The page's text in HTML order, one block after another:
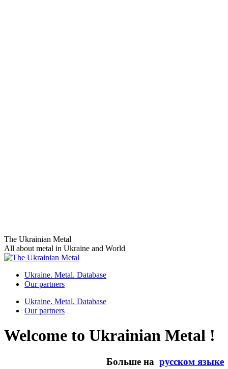
Skip
to
content
The Ukrainian Metal
All about metal in Ukraine and World
Ukraine. Metal. Database
Our partners
Ukraine. Metal. Database
Our partners
Welcome to Ukrainian Metal !
Больше на русском языке